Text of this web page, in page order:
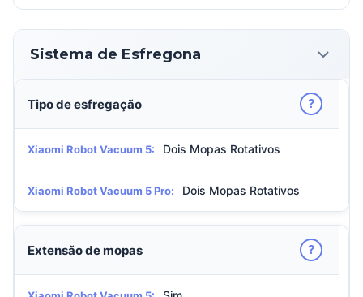
Sistema de Esfregona
Tipo de esfregação ?
Xiaomi Robot Vacuum 5: Dois Mopas Rotativos
Xiaomi Robot Vacuum 5 Pro: Dois Mopas Rotativos
Extensão de mopas ?